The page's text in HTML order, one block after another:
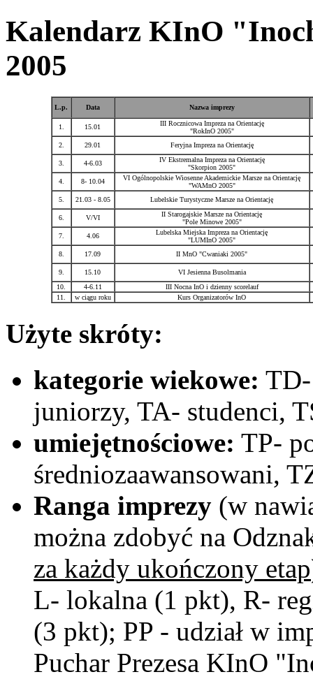
Kalendarz KInO
2005
L.p. Data Nazwa imprezy
1. 15.01
III Rocznicowa Impreza na Orientację
"RokInO 2005"
2.
29.01 Feryjna Impreza na Orientację
3. 4-6.03
IV Ekstremalna Impreza na Orientację
"Skorpion 2005"
4.
8- 10.04
VI Ogólnopolskie Wiosenne Akademickie Marsze na Orientację
"WAMnO 2005"
5.
21.03 - 8.05 Lubelskie Turystyczne Marsze na Orientację
6. V/VI
II Starogajskie Marsze na Orientację
"Pole Minowe 2005"
7.
4.06
Lubelska Miejska Impreza na Orientację
"LUMInO 2005"
8.
17.09 II MnO "Cwaniaki 2005"
9. 15.10
VI Jesienna Busolmania
10.
4-6.11
III Nocna InO i dzienny scorelauf
11.
w ciągu roku Kurs Organizatorów InO
Użyte skróty:
kategorie wiekowe:
juniorzy, TA- studenci,
umiejętnościowe: TP-
średniozaawansowani,
Ranga imprezy (w
można zdobyć na
za każdy ukończony etap
L- lokalna (1 pkt), R-
(3 pkt); PP - udział w
Puchar Prezesa KInO